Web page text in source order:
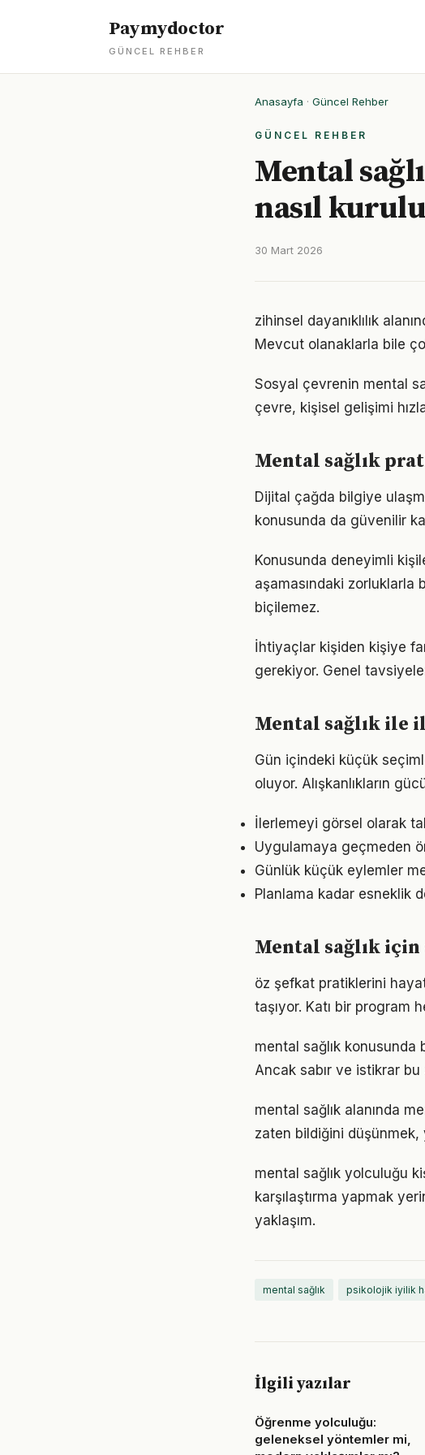
Paymydoctor
GÜNCEL REHBER
Anasayfa · Güncel Rehber
GÜNCEL REHBER
Mental
nasıl
30 Mart 2026
zihinsel dayanıklılık
Mevcut olanaklarla bile
Sosyal çevrenin mental
çevre, kişisel gelişimi
Mental sağlık
Dijital çağda bilgiye
konusunda da güvenilir
Konusunda deneyimli
aşamasındaki zorluklarla
biçilemez.
İhtiyaçlar kişiden kişiye
gerekiyor. Genel
Mental sağlık ile
Gün içindeki küçük
oluyor. Alışkanlıkların
İlerlemeyi görsel olarak
Uygulamaya geçmeden
Günlük küçük eylemler
Planlama kadar esneklik
Mental sağlık
öz şefkat pratiklerini
taşıyor. Katı bir program
mental sağlık
Ancak sabır ve istikrar bu
mental sağlık alanında
zaten bildiğini düşünmek,
mental sağlık yolculuğu
karşılaştırma yapmak
yaklaşım.
mental sağlık psikolojik iyilik
İlgili yazılar
Öğrenme yolculuğu:
geleneksel yöntemler mi,